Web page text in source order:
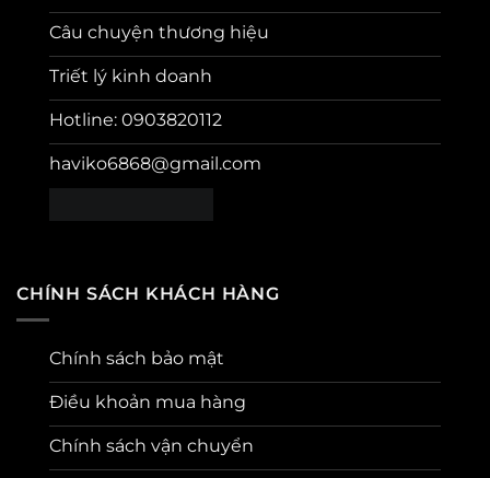
Câu chuyện thương hiệu
Triết lý kinh doanh
Hotline: 0903820112
haviko6868@gmail.com
CHÍNH SÁCH KHÁCH HÀNG
Chính sách bảo mật
Điều khoản mua hàng
Chính sách vận chuyển